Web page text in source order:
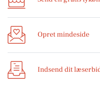
Opret mindeside
Indsend dit